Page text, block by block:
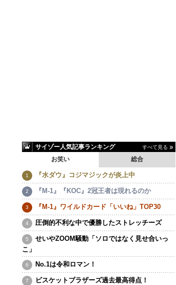
サイゾー人気記事ランキング すべて見る
お笑い 総合
『水ダウ』コジマジックが炎上中
『M-1』『KOC』2冠王者は現れるのか
『M-1』ワイルドカード「いいね」TOP30
圧倒的不利な中で優勝したストレッチーズ
せいやZOOM騒動「ソロではなく見せ合いっ
こ」
No.1は令和ロマン！
ビスケットブラザーズ過去最高得点！